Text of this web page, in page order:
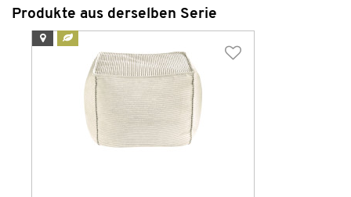
Produkte aus derselben Serie